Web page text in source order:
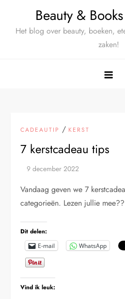
Beauty &
Het blog over beauty, boeken,
zaken!
CADEAUTIP / KERST
7 kerstcadeau tips
Vandaag geven we 7
categorieën. Lezen jullie mee??
Dit delen:
E-mail WhatsApp
Vind ik leuk: